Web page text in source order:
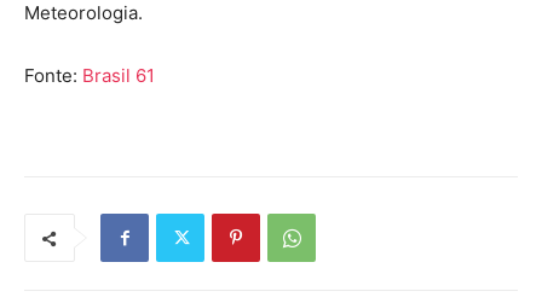
Meteorologia.
Fonte: Brasil 61